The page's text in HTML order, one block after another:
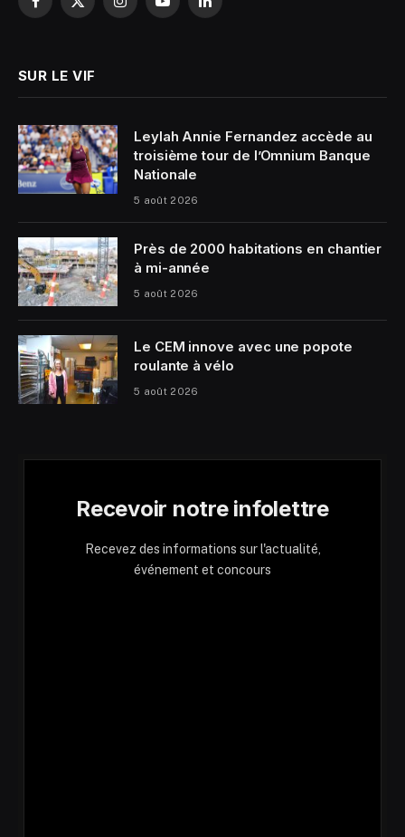
Facebook
X
InstagramYouTubeLinkedIn
SUR LE VIF
Leylah Annie Fernandez accède au
troisième tour de l’Omnium Banque
Nationale
5 août 2026
Près de 2000 habitations en chantier
à mi-année
5 août 2026
Le CEM innove avec une popote
roulante à vélo
5 août 2026
Recevoir notre infolettre
Recevez des informations sur l'actualité,
événement et concours